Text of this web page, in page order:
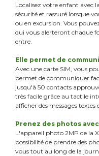
Localisez votre enfant avec
sécurité et rassuré lorsque
ou en excursion. Vous
qui vous alerteront chaque
entre.
Elle permet de
Avec une carte SIM, vous
permet de communiquer
jusqu'à 50 contacts
très facile grâce au tactile
afficher des messages
Prenez des photos
L'appareil photo 2MP de la
possibilité de prendre des
vous tout au long de la